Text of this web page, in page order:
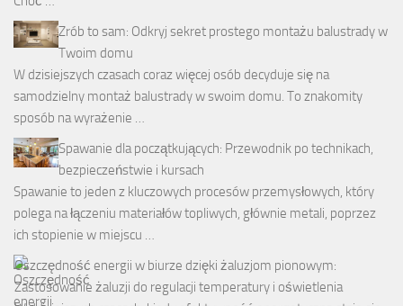
Zrób to sam: Odkryj sekret prostego montażu balustrady w
Twoim domu
W dzisiejszych czasach coraz więcej osób decyduje się na
samodzielny montaż balustrady w swoim domu. To znakomity
sposób na wyrażenie …
Spawanie dla początkujących: Przewodnik po technikach,
bezpieczeństwie i kursach
Spawanie to jeden z kluczowych procesów przemysłowych, który
polega na łączeniu materiałów topliwych, głównie metali, poprzez
ich stopienie w miejscu …
Oszczędność energii w biurze dzięki żaluzjom pionowym:
Zastosowanie żaluzji do regulacji temperatury i oświetlenia